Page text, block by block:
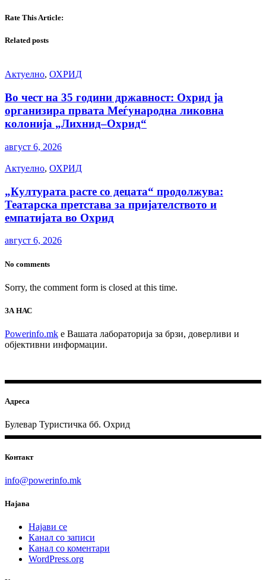
Rate This Article:
Related posts
Актуелно, ОХРИД
Во чест на 35 години државност: Охрид ја
организира првата Меѓународна ликовна
колонија „Лихнид–Охрид“
август 6, 2026
Актуелно, ОХРИД
„Културата расте со децата“ продолжува:
Театарска претстава за пријателството и
емпатијата во Охрид
август 6, 2026
No comments
Sorry, the comment form is closed at this time.
ЗА НАС
Powerinfo.mk e Вашата лабораторија за брзи, доверливи и
објективни информации.
Адреса
Булевар Туристичка бб. Охрид
Контакт
info@powerinfo.mk
Најава
Најави се
Канал со записи
Канал со коментари
WordPress.org